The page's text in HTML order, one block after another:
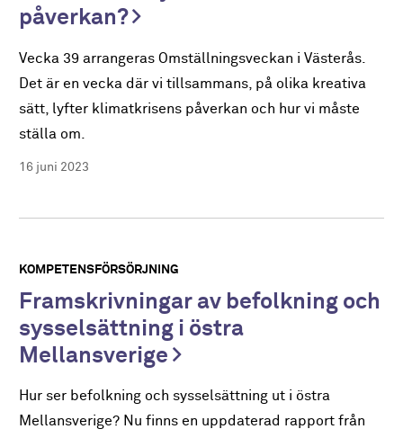
påverkan?
Vecka 39 arrangeras Omställningsveckan i Västerås.
Det är en vecka där vi tillsammans, på olika kreativa
sätt, lyfter klimatkrisens påverkan och hur vi måste
ställa om.
16 juni 2023
KOMPETENSFÖRSÖRJNING
Framskrivningar av befolkning och
sysselsättning i östra
Mellansverige
Hur ser befolkning och sysselsättning ut i östra
Mellansverige? Nu finns en uppdaterad rapport från